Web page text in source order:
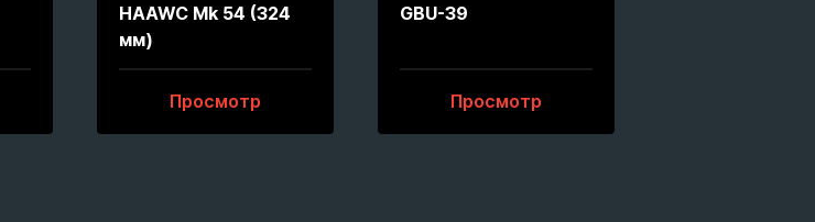
HAAWC Mk 54 (324
мм)
Просмотр
GBU-39
Просмотр